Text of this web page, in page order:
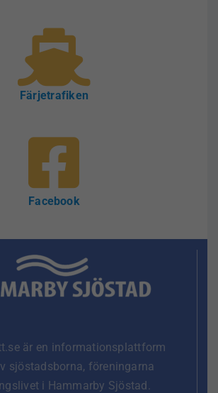
Färjetrafiken
Facebook
är en informationsplattform
sjöstadsborna, föreningarna
i Hammarby Sjöstad.